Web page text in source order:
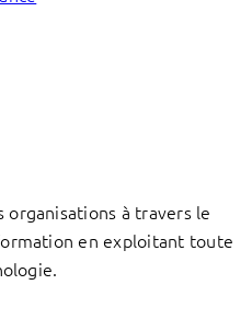
organisations à travers le
en exploitant toute